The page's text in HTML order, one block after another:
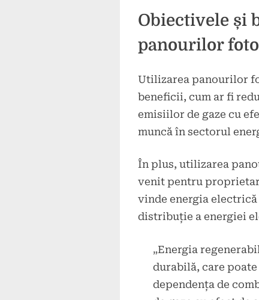
Obiectivele și
panourilor
Utilizarea panourilor
beneficii, cum ar fi
emisiilor de gaze cu
muncă în sectorul
În plus, utilizarea
venit pentru
vinde energia electrică
distribuție a energiei
„Energia
durabilă, care
dependența de